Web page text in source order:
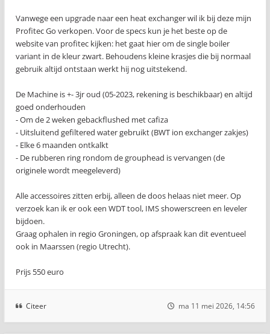
Vanwege een upgrade naar een heat exchanger wil ik bij deze mijn
Profitec Go verkopen. Voor de specs kun je het beste op de
website van profitec kijken: het gaat hier om de single boiler
variant in de kleur zwart. Behoudens kleine krasjes die bij normaal
gebruik altijd ontstaan werkt hij nog uitstekend.
De Machine is +- 3jr oud (05-2023, rekening is beschikbaar) en altijd
goed onderhouden
- Om de 2 weken gebackflushed met cafiza
- Uitsluitend gefiltered water gebruikt (BWT ion exchanger zakjes)
- Elke 6 maanden ontkalkt
- De rubberen ring rondom de grouphead is vervangen (de
originele wordt meegeleverd)
Alle accessoires zitten erbij, alleen de doos helaas niet meer. Op
verzoek kan ik er ook een WDT tool, IMS showerscreen en leveler
bijdoen.
Graag ophalen in regio Groningen, op afspraak kan dit eventueel
ook in Maarssen (regio Utrecht).
Prijs 550 euro
Citeer ma 11 mei 2026, 14:56